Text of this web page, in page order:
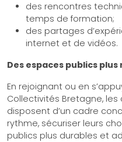
des rencontres
temps de formation;
des partages
internet et de vidéos.
Des espaces publics
En rejoignant ou en
Collectivités Bretagne,
disposent d’un cadre
rythme, sécuriser leurs
publics plus durables et